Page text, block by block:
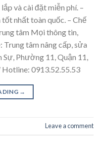
và cài đặt miễn phí. –
nhất toàn quốc. – Chế
tâm Mọi thông tin,
Trung tâm nâng cấp, sửa
Phường 11, Quận 11,
0913.52.55.53
→
Leave a comment